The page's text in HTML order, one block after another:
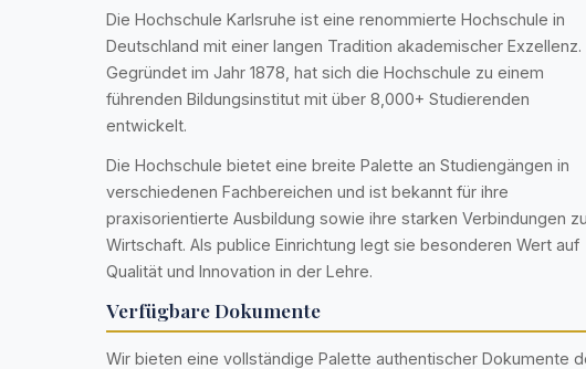
Die Hochschule Karlsruhe ist eine renommierte Hochschule in
Deutschland mit einer langen Tradition akademischer Exzellenz.
Gegründet im Jahr 1878, hat sich die Hochschule zu einem
führenden Bildungsinstitut mit über 8,000+ Studierenden
entwickelt.
Die Hochschule bietet eine breite Palette an Studiengängen in
verschiedenen Fachbereichen und ist bekannt für ihre
praxisorientierte Ausbildung sowie ihre starken Verbindungen
Wirtschaft. Als publice Einrichtung legt sie besonderen Wert auf
Qualität und Innovation in der Lehre.
Verfügbare Dokumente
Wir bieten eine vollständige Palette authentischer Dokumente